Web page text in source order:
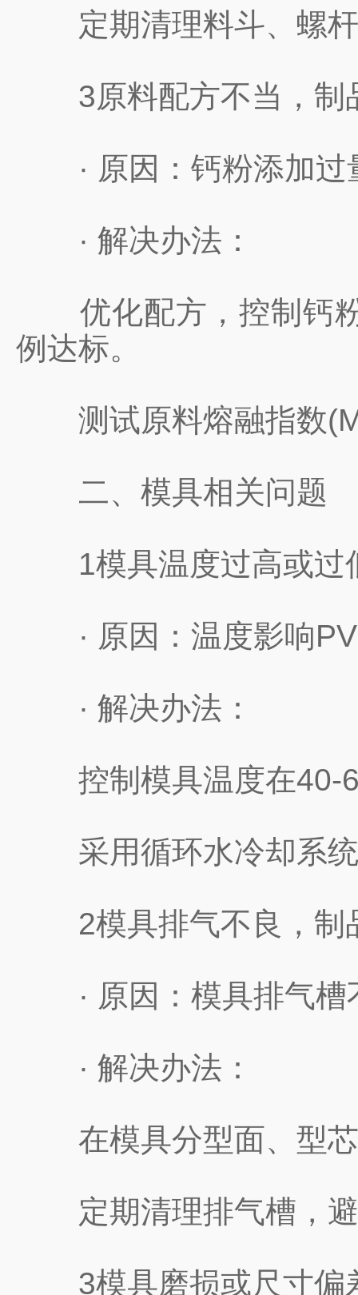
定期清理料斗、螺杆
3原料配方不当，制
· 原因：钙粉添加过
· 解决办法：
优化配方，控制钙粉
例达标。
测试原料熔融指数
二、模具相关问题
1模具温度过高或过
· 原因：温度影响
· 解决办法：
控制模具温度在40-
采用循环水冷却系统
2模具排气不良，制
· 原因：模具排气槽
· 解决办法：
在模具分型面、型芯
定期清理排气槽，避
3模具磨损或尺寸偏